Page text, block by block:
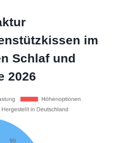
im
Schlaf und
2026